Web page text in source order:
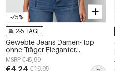
-75%
2-5 TAGE
Gewebte Jeans Damen-Top
ohne Träger Eleganter
Einfarbiger Look
Frühling/Sommer
MSRP €45,99
€4,24 €16,95